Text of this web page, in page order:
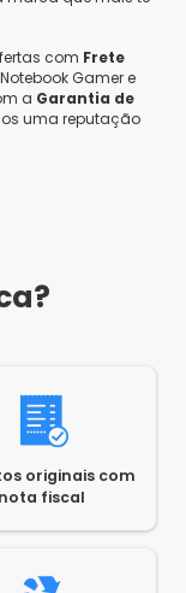
com Frete
Gamer e
a Garantia de
uma reputação
originais com
nota fiscal